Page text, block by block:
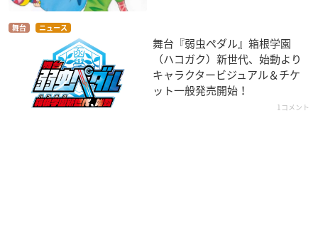
舞台 ニュース
舞台『弱虫ペダル』箱根学園
（ハコガク）新世代、始動より
キャラクタービジュアル＆チケ
ット一般発売開始！
1コメント